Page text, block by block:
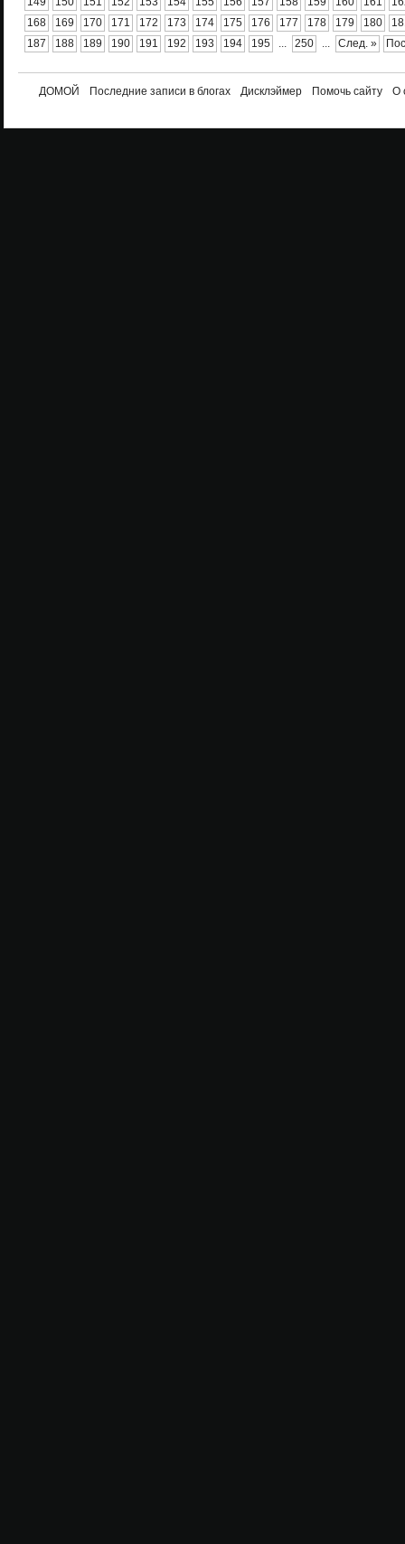
168
169 170 171 172 173 174 175 176 177 178 179 180
187
188 189 190 191 192 193 194 195 ... 250 ... След. »
ДОМОЙ Последние записи в блогах Дисклэймер Помочь сайту О